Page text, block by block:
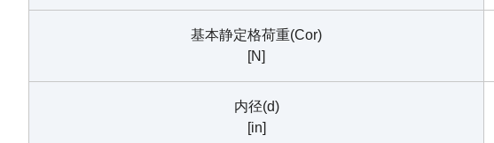
基本静定格荷重(Cor)
[N]
内径(d)
[in]